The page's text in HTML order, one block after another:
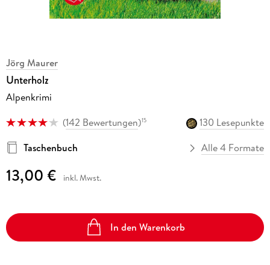
Jörg Maurer
Unterholz
Alpenkrimi
(142 Bewertungen)15
130 Lesepunkte
Taschenbuch
Alle 4 Formate
13,00 € inkl. Mwst.
In den Warenkorb